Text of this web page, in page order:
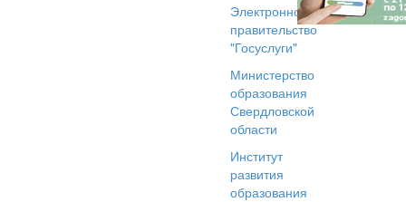
Электронное
правительство
"Госуслуги"
Министерство
образования
Свердловской
области
Институт
развития
образования